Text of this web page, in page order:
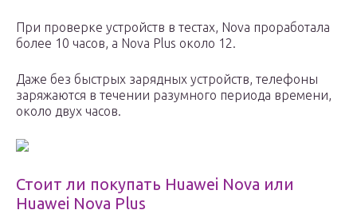
При проверке устройств в тестах, Nova проработала
более 10 часов, а Nova Plus около 12.
Даже без быстрых зарядных устройств, телефоны
заряжаются в течении разумного периода времени,
около двух часов.
Стоит ли покупать Huawei Nova или
Huawei Nova Plus